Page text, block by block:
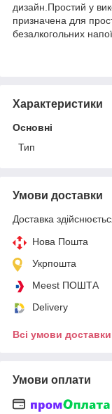
дизайн.Простий у
призначена для
безалкогольних
Характеристики
Основні
Тип
Умови доставки
Доставка
Нова Пошта
Укрпошта
Meest ПОШТА
Delivery
Всі умови доставки
Умови оплати